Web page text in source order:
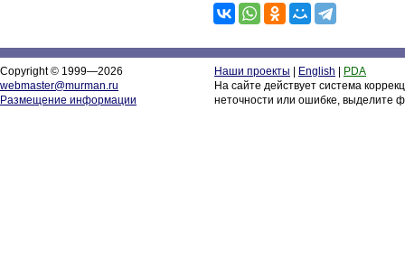
Copyright © 1999—2026
webmaster@murman.ru
Размещение информации
Наши проекты English
PDA
На сайте действует система
неточности или ошибке, выделите